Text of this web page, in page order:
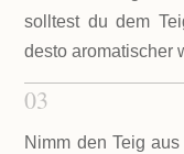
solltest du dem
desto aromatischer
03
Nimm den Teig